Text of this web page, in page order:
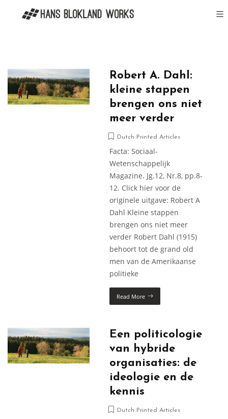
Robert A. Dahl:
kleine stappen
brengen ons niet
meer verder
Dutch Printed Articles
Facta: Sociaal-
Wetenschappelijk
Magazine. Jg.12, Nr.8, pp.8-
12. Click hier voor de
originele uitgave: Robert A
Dahl Kleine stappen
brengen ons niet meer
verder Robert Dahl (1915)
behoort tot de grand old
men van de Amerikaanse
politieke
Read More
Een politicologie
van hybride
organisaties: de
ideologie en de
kennis
Dutch Printed Articles